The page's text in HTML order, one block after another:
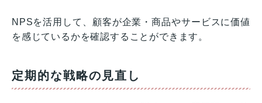
NPSを活用して、顧客が企業・商品やサービスに価値
を感じているかを確認することができます。
定期的な戦略の見直し